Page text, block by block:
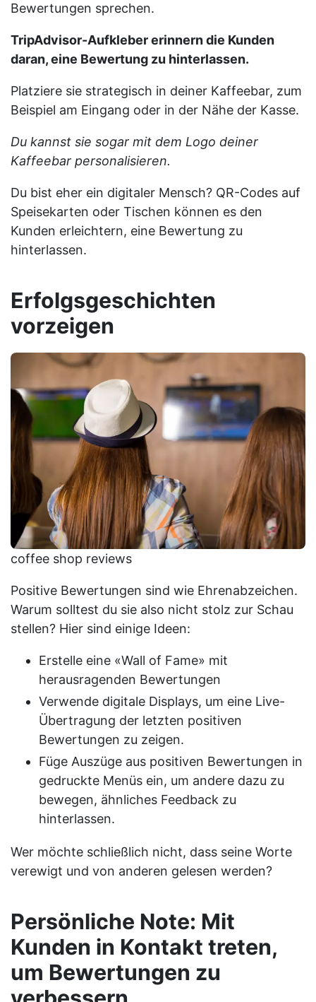
Bewertungen sprechen.
TripAdvisor-Aufkleber erinnern die Kunden
daran, eine Bewertung zu hinterlassen.
Platziere sie strategisch in deiner Kaffeebar, zum
Beispiel am Eingang oder in der Nähe der Kasse.
Du kannst sie sogar mit dem Logo deiner
Kaffeebar personalisieren.
Du bist eher ein digitaler Mensch? QR-Codes auf
Speisekarten oder Tischen können es den
Kunden erleichtern, eine Bewertung zu
hinterlassen.
Erfolgsgeschichten
vorzeigen
coffee shop reviews
Positive Bewertungen sind wie Ehrenabzeichen.
Warum solltest du sie also nicht stolz zur Schau
stellen? Hier sind einige Ideen:
Erstelle eine «Wall of Fame» mit
herausragenden Bewertungen
Verwende digitale Displays, um eine Live-
Übertragung der letzten positiven
Bewertungen zu zeigen.
Füge Auszüge aus positiven Bewertungen in
gedruckte Menüs ein, um andere dazu zu
bewegen, ähnliches Feedback zu
hinterlassen.
Wer möchte schließlich nicht, dass seine Worte
verewigt und von anderen gelesen werden?
Persönliche Note: Mit
Kunden in Kontakt treten,
um Bewertungen zu